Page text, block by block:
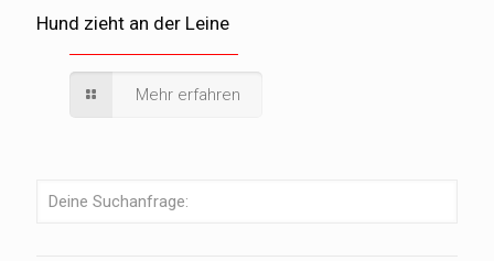
Hund zieht an der Leine
Mehr erfahren